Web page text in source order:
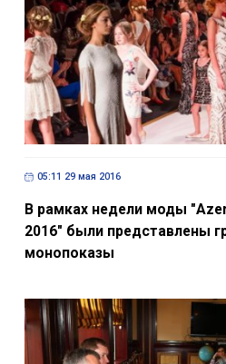
05:11 29 мая 2016
В рамках недели моды
2016" были представлены
монопоказы